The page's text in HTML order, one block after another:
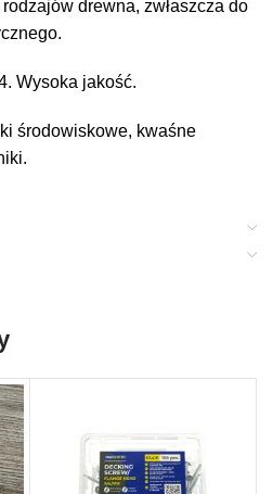
drewna, zwłaszcza do
Wysoka jakość.
środowiskowe, kwaśne